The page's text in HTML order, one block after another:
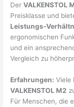
DerVALKENSTOL
Preisklasse und
Leistungs-
ergonomischen
und ein
Vergleich zu
Erfahrungen: Viele
VALKENSTOL M2
Für Menschen, die